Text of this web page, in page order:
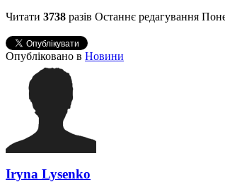
Читати 3738 разів Останнє редагування
Опубліковано в Новини
Iryna Lysenko